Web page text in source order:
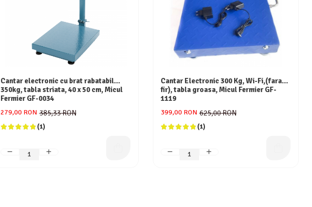
Cantar electronic cu brat rabatabil
350kg, tabla striata, 40 x 50 cm, Micul
Fermier GF-0034
385,33 RON
279,00 RON
(1)
Cantar Electronic 300 Kg, Wi-Fi,(fara
fir), tabla groasa, Micul Fermier GF-
1119
625,00 RON
399,00 RON
(1)